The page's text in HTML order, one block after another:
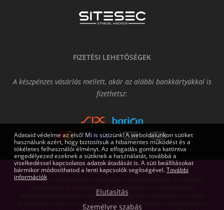
FIZETÉSI LEHETŐSÉGEK
A készpénzes vásárlás mellett, akár az alábbi bankkártyákkal is
fizethetsz:
Az oldalon található képek némelyike csak illusztráció. A technikai
specifikációk, a csomagok tartalmi elemei és a szoftvereknél
feltüntetett gépigények tájékoztató jellegűek, a fejlesztők és kiadók
fenntartják a jogot az esetleges tájékoztatás nélküli változtatásokra,
Adataid védelme az első! Mi is sütizünk! A weboldalunkon sütiket
használunk azért, hogy biztosítsuk a hibamentes működést és a
tökéletes felhasználói élményt. Az elfogadás gombra kattintva
engedélyezed ezeknek a sütiknek a használatát, továbbá a
viselkedéssel kapcsolatos adatok átadását is. A süti beállításokat
bármikor módosíthatod a lenti kapcsolók segítségével.További
információk
Elutasítás
Személyre szabás